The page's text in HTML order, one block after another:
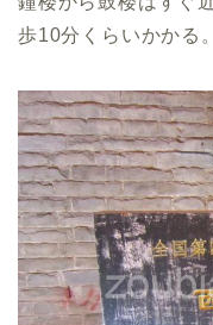
歩10分くらいかかる。